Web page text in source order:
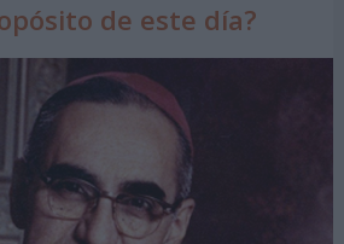
de este día?